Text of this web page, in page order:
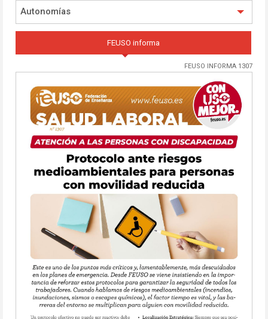
Autonomías
FEUSO informa
FEUSO INFORMA 1307